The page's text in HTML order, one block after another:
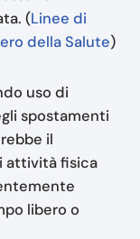
(Linee di
della Salute)
uso di
spostamenti
il
attività fisica
libero o